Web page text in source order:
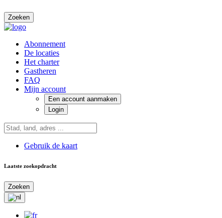
Zoeken
Abonnement
De locaties
Het charter
Gastheren
FAQ
Mijn account
Een account aanmaken
Login
Gebruik de kaart
Laatste zoekopdracht
Zoeken